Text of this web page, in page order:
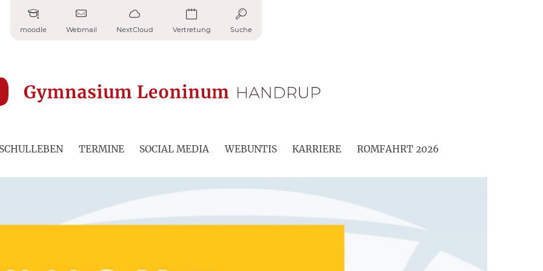
moodle Webmail NextCloud Vertretung Suche
SCHULLEBEN TERMINE SOCIAL MEDIA WEBUNTIS KARRIERE ROMFAHRT 2026